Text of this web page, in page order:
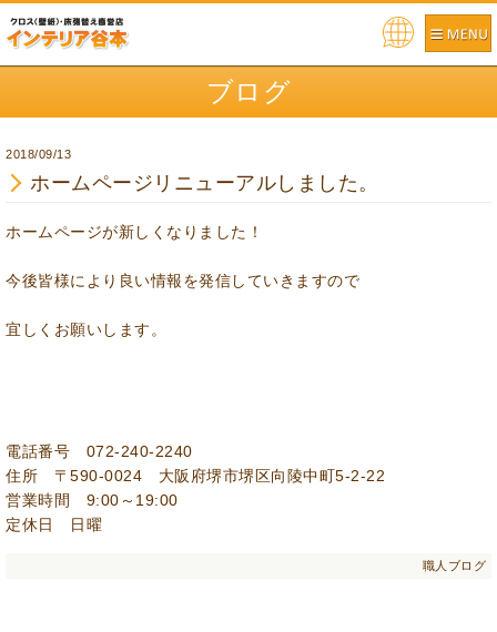
ブログ
2018/09/13
ホームページリニューアルしました。
ホームページが新しくなりました！
今後皆様により良い情報を発信していきますので
宜しくお願いします。
電話番号 072-240-2240
住所 〒590-0024 大阪府堺市堺区向陵中町5-2-22
営業時間 9:00～19:00
定休日 日曜
職人ブログ